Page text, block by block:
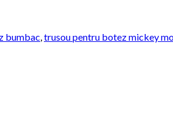
bumbac,trusou pentru botez mickey